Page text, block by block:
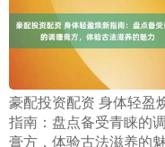
豪配投资配资 身体轻盈
指南：盘点备受青睐的
膏方，体验古法滋养的